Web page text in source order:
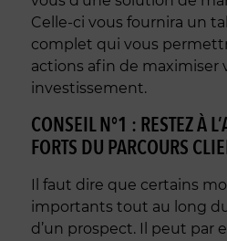
Celle-ci vous fournira un
complet qui vous
actions afin de maximiser
investissement.
CONSEIL N°1 : RESTEZ À
FORTS DU PARCOURS
Il faut dire que certains
importants tout au long
d’un prospect. Il peut par